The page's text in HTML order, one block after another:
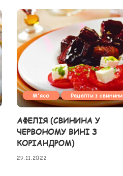
М'ясо Рецепти з свинини
АФЕЛІЯ (СВИНИНА У
ЧЕРВОНОМУ ВИНІ З
КОРІАНДРОМ)
29.11.2022